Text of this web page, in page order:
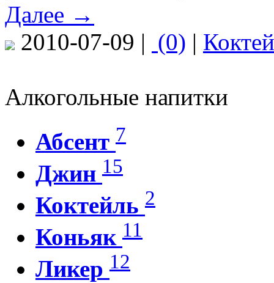
Далее →
2010-07-09 | (0) |
Алкогольные напитки
Абсент 7
Джин 15
Коктейль 2
Коньяк 11
Ликер 12